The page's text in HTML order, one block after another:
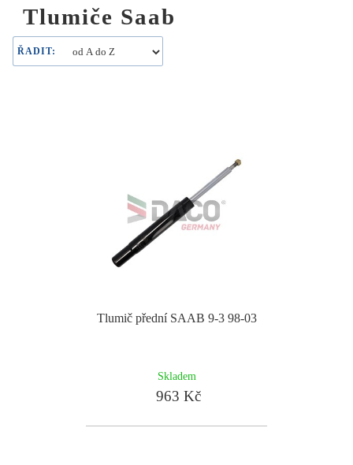
Tlumiče Saab
ŘADIT:
Tlumič přední SAAB 9-3 98-03
Skladem
963 Kč